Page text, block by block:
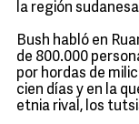
la región
Bush habló en
de 800.000
por hordas de
cien días y en la
etnia rival, los